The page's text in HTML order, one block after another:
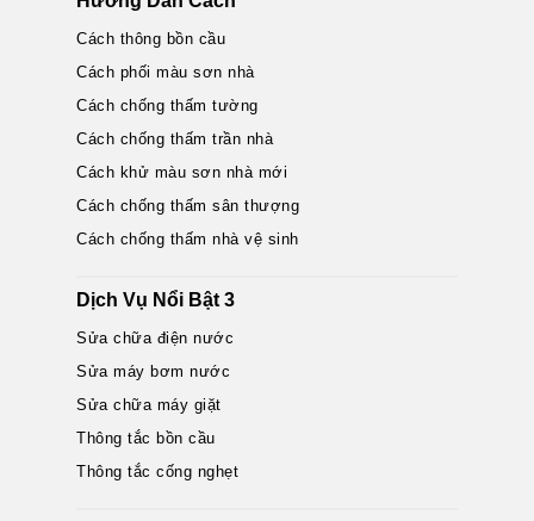
Cách thông bồn cầu
Cách phối màu sơn nhà
Cách chống thấm tường
Cách chống thấm trần nhà
Cách khử màu sơn nhà mới
Cách chống thấm sân thượng
Cách chống thấm nhà vệ sinh
Dịch Vụ Nổi Bật 3
Sửa chữa điện nước
Sửa máy bơm nước
Sửa chữa máy giặt
Thông tắc bồn cầu
Thông tắc cống nghẹt